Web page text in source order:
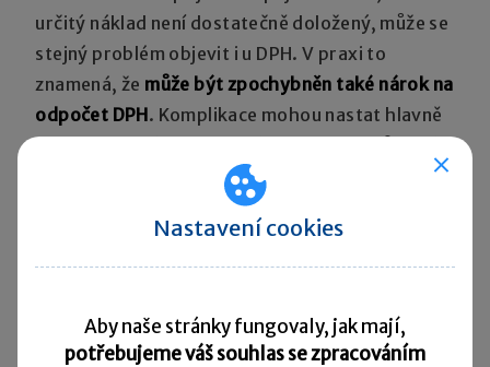
určitý náklad není dostatečně doložený, může se
stejný problém objevit i u DPH. V praxi to
znamená, že může být zpochybněn také nárok na
odpočet DPH. Komplikace mohou nastat hlavně
u přeshraničních transakcí. Každý stát může mít
jiné lhůty a jiný pohled na to, jak má být úprava
převodních cen vykázána. Firma se tak může
dostat do situace, kdy v jednom státě ještě musí
DPH opravit, zatímco v druhém státě už to
Nastavení cookies
Aby naše stránky fungovaly, jak mají,
potřebujeme váš souhlas se zpracováním